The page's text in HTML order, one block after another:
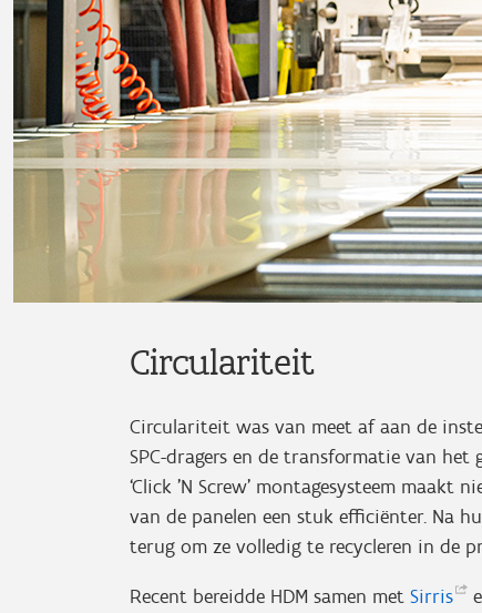
Circulariteit
Circulariteit was van meet af aan de
SPC-dragers en de transformatie van
‘Click ’N Screw’ montagesysteem
van de panelen een stuk efficiënter. Na
terug om ze volledig te recycleren in de
Recent bereidde HDM samen metSirris